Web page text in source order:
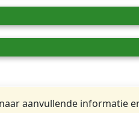
aanvullende informatie